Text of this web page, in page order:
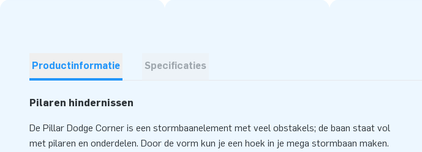
Productinformatie Specificaties
Pilaren hindernissen
De Pillar Dodge Corner is een stormbaanelement met veel obstakels; de baan staat vol
met pilaren en onderdelen. Door de vorm kun je een hoek in je mega stormbaan maken.